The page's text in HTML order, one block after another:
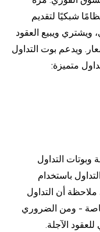
شبكيًا لتقديم
ويشتري ويبيع العقود
ويدعم بوت التداول
متميزة:
وبوتات التداول
باستخدام
ملاحظة أن التداول
- ومن الضروري
الآجلة.